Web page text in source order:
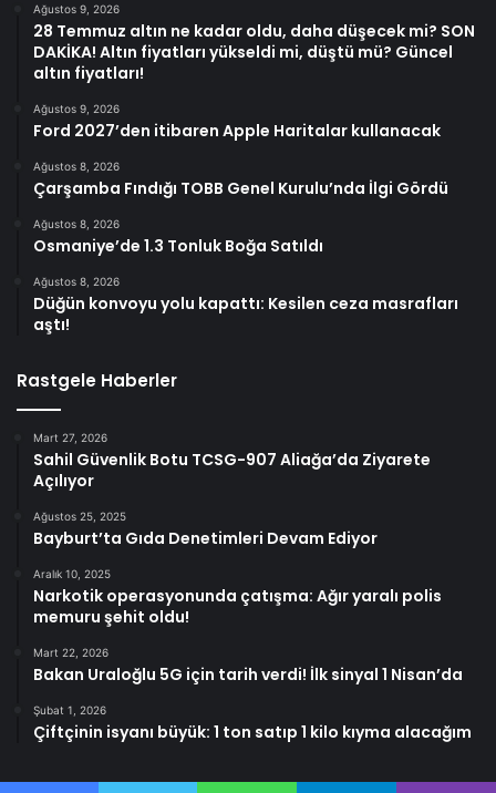
Ağustos 9, 2026
28 Temmuz altın ne kadar oldu, daha düşecek mi? SON
DAKİKA! Altın fiyatları yükseldi mi, düştü mü? Güncel
altın fiyatları!
Ağustos 9, 2026
Ford 2027’den itibaren Apple Haritalar kullanacak
Ağustos 8, 2026
Çarşamba Fındığı TOBB Genel Kurulu’nda İlgi Gördü
Ağustos 8, 2026
Osmaniye’de 1.3 Tonluk Boğa Satıldı
Ağustos 8, 2026
Düğün konvoyu yolu kapattı: Kesilen ceza masrafları
aştı!
Rastgele Haberler
Mart 27, 2026
Sahil Güvenlik Botu TCSG-907 Aliağa’da Ziyarete
Açılıyor
Ağustos 25, 2025
Bayburt’ta Gıda Denetimleri Devam Ediyor
Aralık 10, 2025
Narkotik operasyonunda çatışma: Ağır yaralı polis
memuru şehit oldu!
Mart 22, 2026
Bakan Uraloğlu 5G için tarih verdi! İlk sinyal 1 Nisan’da
Şubat 1, 2026
Çiftçinin isyanı büyük: 1 ton satıp 1 kilo kıyma alacağım